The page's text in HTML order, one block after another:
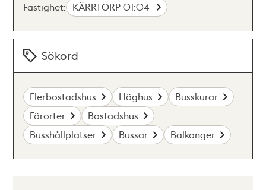
Fastighet: KÄRRTORP 01:04
Sökord
Flerbostadshus Höghus
Busskurar
Förorter
Bostadshus
Busshållplatser
Bussar Balkonger